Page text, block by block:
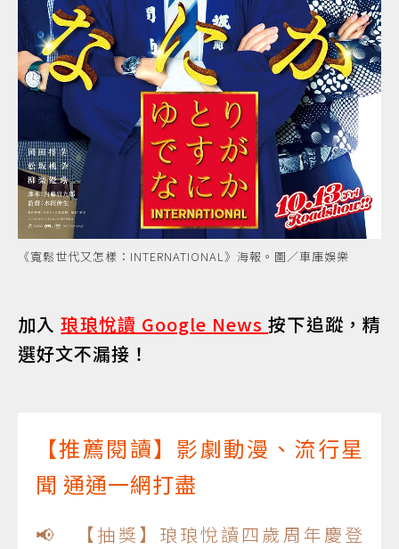
《寬鬆世代又怎樣：INTERNATIONAL》海報。圖／車庫娛樂
加入琅琅悅讀 Google News按下追蹤，精
選好文不漏接！
【推薦閱讀】影劇動漫、流行星
聞 通通一網打盡
📢 【抽獎】琅琅悅讀四歲周年慶登